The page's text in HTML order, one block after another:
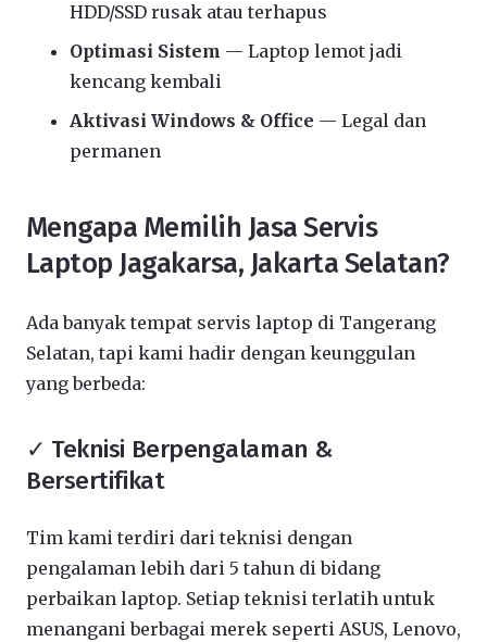
HDD/SSD rusak atau terhapus
Optimasi Sistem — Laptop lemot jadi
kencang kembali
Aktivasi Windows & Office — Legal dan
permanen
Mengapa Memilih Jasa Servis
Laptop Jagakarsa, Jakarta Selatan?
Ada banyak tempat servis laptop di Tangerang
Selatan, tapi kami hadir dengan keunggulan
yang berbeda:
✓ Teknisi Berpengalaman &
Bersertifikat
Tim kami terdiri dari teknisi dengan
pengalaman lebih dari 5 tahun di bidang
perbaikan laptop. Setiap teknisi terlatih untuk
menangani berbagai merek seperti ASUS, Lenovo,